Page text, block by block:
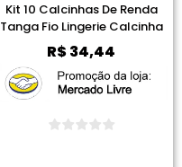
Kit 10 Calcinhas De Renda
Tanga Fio Lingerie Calcinha
R$34,44